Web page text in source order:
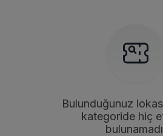
Bulunduğunuz
kategoride hiç